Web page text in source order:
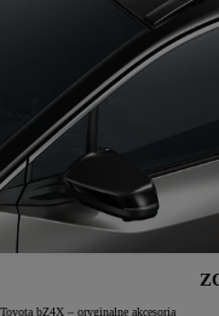
Toyota bZ4X – oryginalne akcesoria